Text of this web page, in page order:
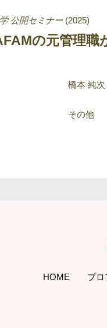
公開セミナー (2025)
の元管理
橋本 純
その他
HOME プロ